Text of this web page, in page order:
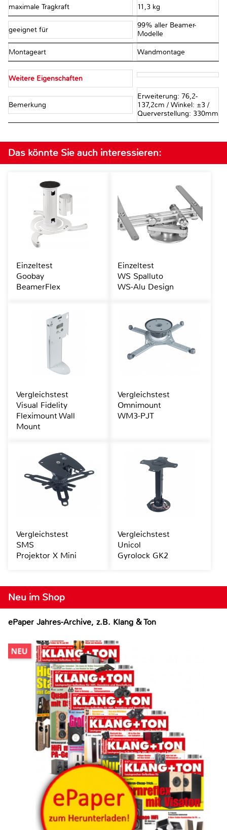
maximale Tragkraft 11,3 kg
geeignet für
99% aller Beamer-
Modelle
Montageart Wandmontage
Weitere Eigenschaften
Bemerkung
Erweiterung: 76,2-
137,2cm / Winkel: ±3 /
Querverstellung: 330mm
Neu im Shop
ePaper Jahres-Archive, z.B. Klang & Ton
Das könnte Sie auch interessieren:
Einzeltest
Goobay
BeamerFlex
Einzeltest
WS Spalluto
WS-Alu Design
Vergleichstest
Visual Fidelity
Fleximount Wall
Mount
Vergleichstest
Omnimount
WM3-PJT
Vergleichstest
SMS
Projektor X Mini
Vergleichstest
Unicol
Gyrolock GK2